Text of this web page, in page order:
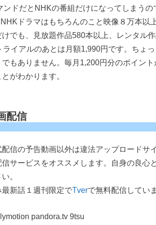
ンドだとNHKの番組だけになってしまうの
ドラマはもちろんのこと映像８万本以
でも、見放題作品580本以上、レンタル作
ライアルのあとは月額1,990円です。ちょ
でもありません。毎月1,200円分のポイン
がわかります。
配信
信の予告動画以外は違法アップロードサ
サービスをオススメします。自身の良心
。
新話１週刊限定でTverで無料配信してい
pandora.tv 9tsu